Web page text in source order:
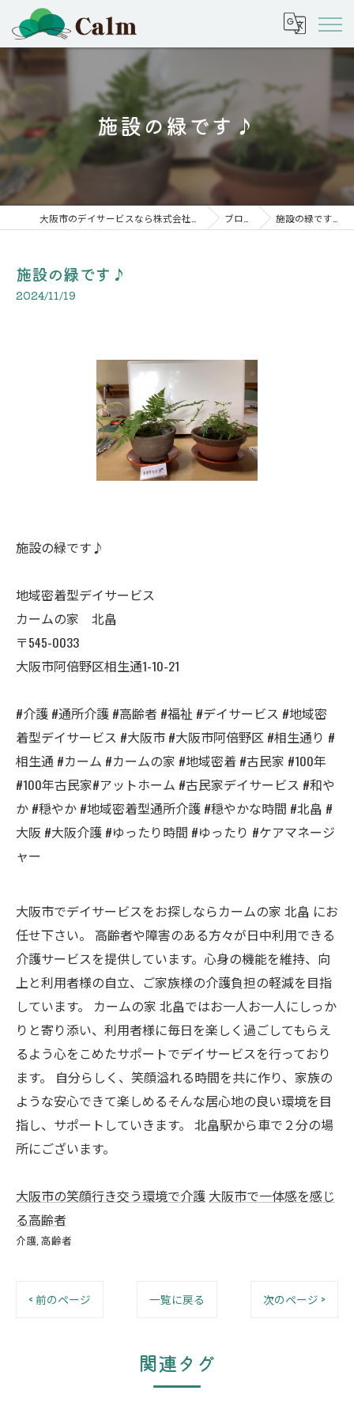
施設の緑です♪
ブログ 施設の緑です♪
施設の緑です♪
2024/11/19
施設の緑です♪
地域密着型デイサービス
カームの家 北畠
〒545-0033
大阪市阿倍野区相生通1-10-21
#介護 #通所介護 #高齢者 #福祉 #デイサービス #地域密
着型デイサービス #大阪市 #大阪市阿倍野区 #相生通り #
相生通 #カーム #カームの家 #地域密着 #古民家 #100年
#100年古民家#アットホーム #古民家デイサービス #和や
か #穏やか #地域密着型通所介護 #穏やかな時間 #北畠 #
大阪 #大阪介護 #ゆったり時間 #ゆったり #ケアマネージ
ャー
大阪市でデイサービスをお探しならカームの家 北畠 にお
任せ下さい。 高齢者や障害のある方々が日中利用できる
介護サービスを提供しています。心身の機能を維持、向
上と利用者様の自立、ご家族様の介護負担の軽減を目指
しています。 カームの家 北畠ではお一人お一人にしっか
りと寄り添い、利用者様に毎日を楽しく過ごしてもらえ
るよう心をこめたサポートでデイサービスを行っており
ます。 自分らしく、笑顔溢れる時間を共に作り、家族の
ような安心できて楽しめるそんな居心地の良い環境を目
指し、サポートしていきます。 北畠駅から車で２分の場
所にございます。
大阪市の笑顔行き交う環境で介護 大阪市で一体感を感じ
る高齢者
介護 高齢者
< 前のページ 一覧に戻る 次のページ >
関連タグ